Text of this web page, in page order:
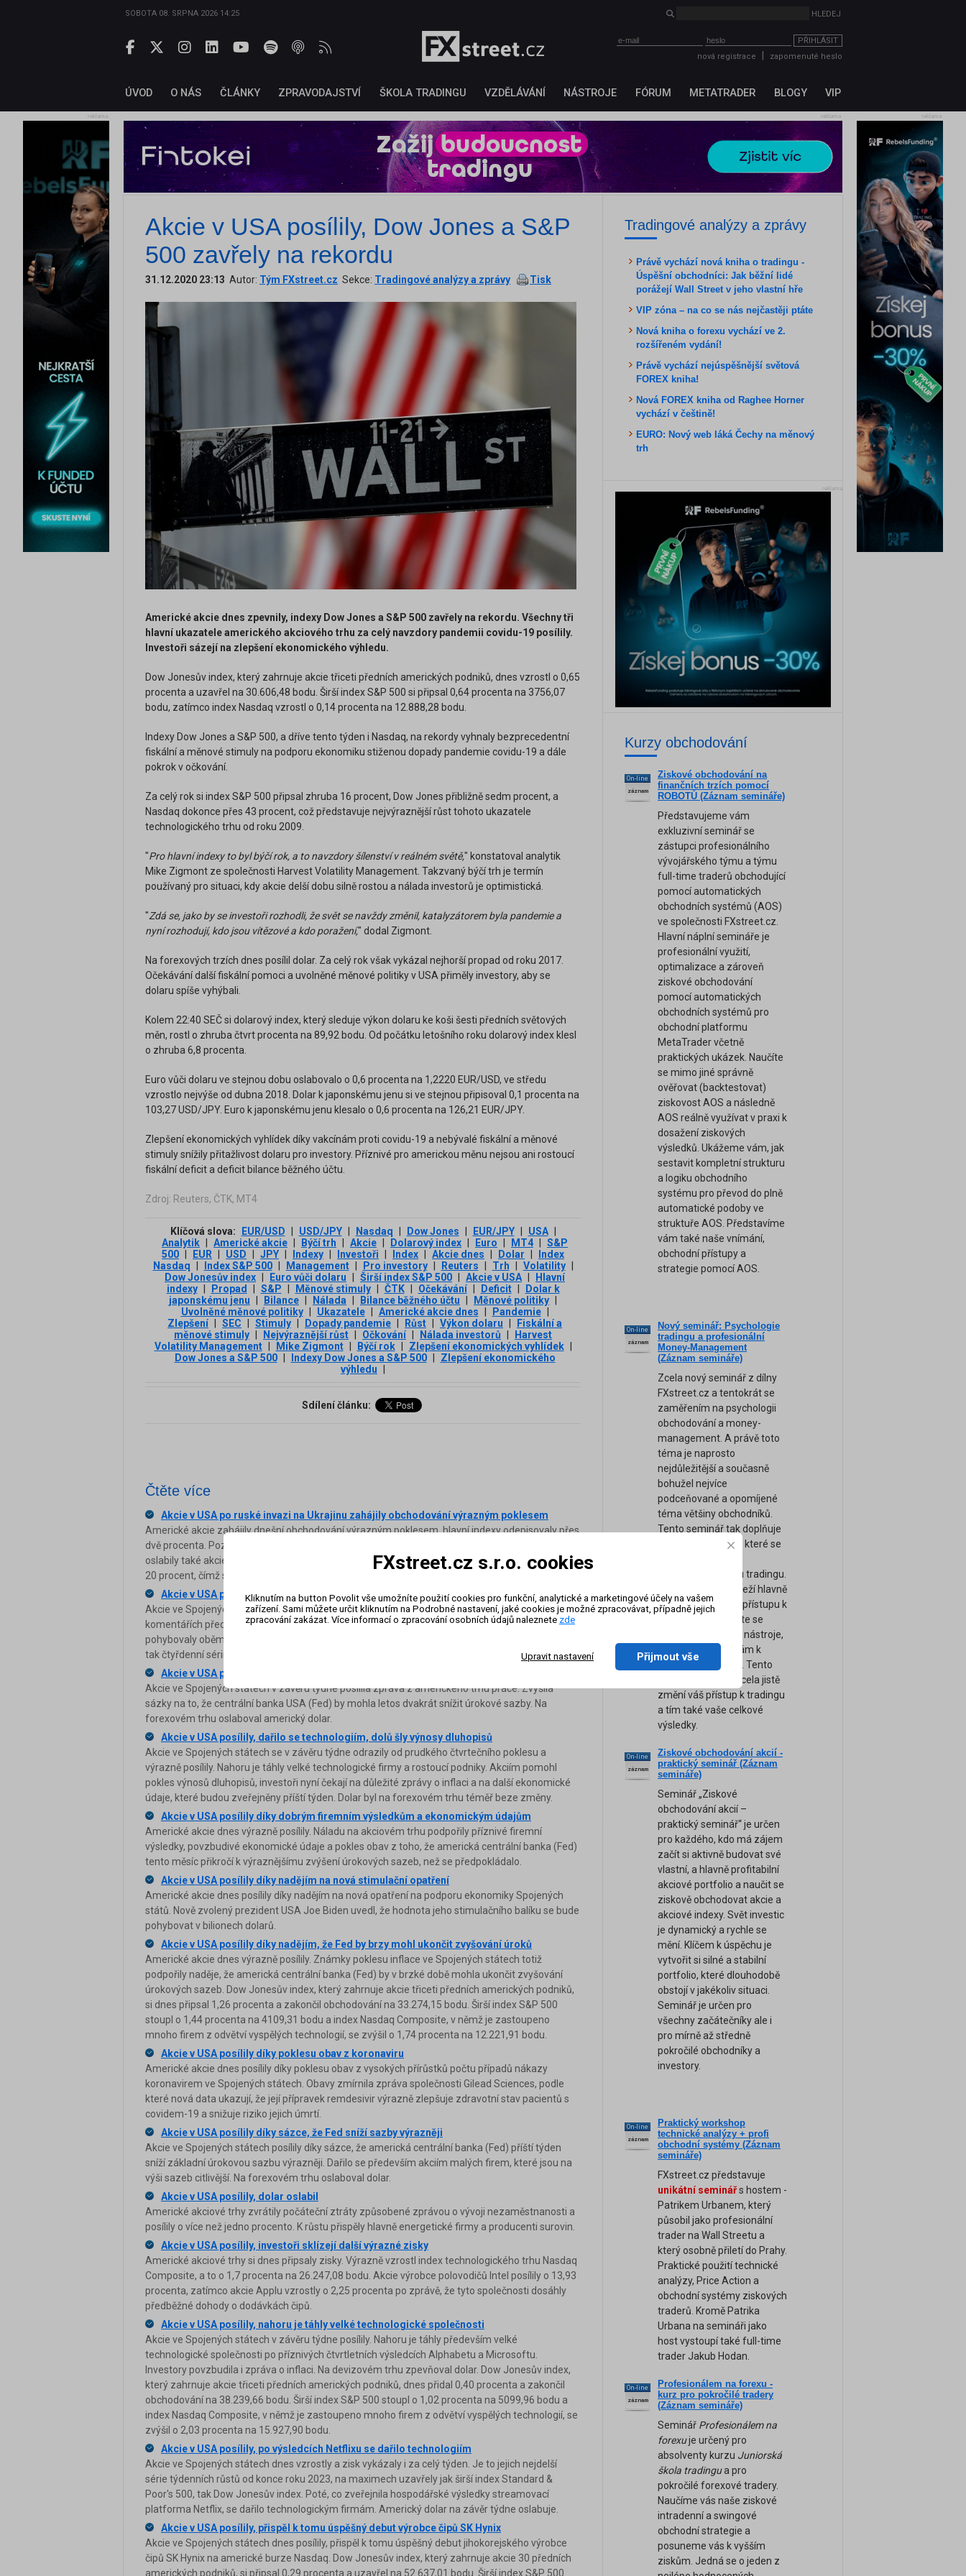
SOBOTA 08. SRPNA 2026 14:25 HLEDEJ
PŘIHLÁSIT
nová registrace
zapomenuté heslo
ÚVOD O NÁS ČLÁNKY ZPRAVODAJSTVÍ ŠKOLA TRADINGU VZDĚLÁVÁNÍ NÁSTROJE FÓRUM METATRADER BLOGY VIP
reklama reklama
reklama
Akcie v USA posílily, Dow Jones a S&P
500 zavřely na rekordu
31.12.2020 23:13 Autor: Tým FXstreet.cz Sekce: Tradingové analýzy a zprávy Tisk
Americké akcie dnes zpevnily, indexy Dow Jones a S&P 500 zavřely na rekordu. Všechny tři
hlavní ukazatele amerického akciového trhu za celý navzdory pandemii covidu-19 posílily.
Investoři sázejí na zlepšení ekonomického výhledu.
Dow Jonesův index, který zahrnuje akcie třiceti předních amerických podniků, dnes vzrostl o 0,65
procenta a uzavřel na 30.606,48 bodu. Širší index S&P 500 si připsal 0,64 procenta na 3756,07
bodu, zatímco index Nasdaq vzrostl o 0,14 procenta na 12.888,28 bodu.
Indexy Dow Jones a S&P 500, a dříve tento týden i Nasdaq, na rekordy vyhnaly bezprecedentní
fiskální a měnové stimuly na podporu ekonomiku stiženou dopady pandemie covidu-19 a dále
pokrok v očkování.
Za celý rok si index S&P 500 připsal zhruba 16 procent, Dow Jones přibližně sedm procent, a
Nasdaq dokonce přes 43 procent, což představuje nejvýraznější růst tohoto ukazatele
technologického trhu od roku 2009.
"Pro hlavní indexy to byl býčí rok, a to navzdory šílenství v reálném světě," konstatoval analytik
Mike Zigmont ze společnosti Harvest Volatility Management. Takzvaný býčí trh je termín
používaný pro situaci, kdy akcie delší dobu silně rostou a nálada investorů je optimistická.
"Zdá se, jako by se investoři rozhodli, že svět se navždy změnil, katalyzátorem byla pandemie a
nyní rozhodují, kdo jsou vítězové a kdo poražení," dodal Zigmont.
Na forexových trzích dnes posílil dolar. Za celý rok však vykázal nejhorší propad od roku 2017.
Očekávání další fiskální pomoci a uvolněné měnové politiky v USA přiměly investory, aby se
dolaru spíše vyhýbali.
Kolem 22:40 SEČ si dolarový index, který sleduje výkon dolaru ke koši šesti předních světových
měn, rostl o zhruba čtvrt procenta na 89,92 bodu. Od počátku letošního roku dolarový index klesl
o zhruba 6,8 procenta.
Euro vůči dolaru ve stejnou dobu oslabovalo o 0,6 procenta na 1,2220 EUR/USD, ve středu
vzrostlo nejvýše od dubna 2018. Dolar k japonskému jenu si ve stejnou připisoval 0,1 procenta na
103,27 USD/JPY. Euro k japonskému jenu klesalo o 0,6 procenta na 126,21 EUR/JPY.
Zlepšení ekonomických vyhlídek díky vakcínám proti covidu-19 a nebývalé fiskální a měnové
stimuly snížily přitažlivost dolaru pro investory. Příznivé pro americkou měnu nejsou ani rostoucí
fiskální deficit a deficit bilance běžného účtu.
Zdroj: Reuters, ČTK, MT4
Klíčová slova: EUR/USD USD/JPY Nasdaq Dow Jones EUR/JPY USA
Analytik
Americké akcie Býčí trh Akcie Dolarový index Euro MT4
S&P
500
EUR USD JPY Indexy Investoři Index Akcie dnes Dolar
Index
Nasdaq
Index S&P 500 Management Pro investory Reuters Trh Volatility
Dow Jonesův index
Euro vůči dolaru Širší index S&P 500 Akcie v USA
Hlavní
indexy
Propad S&P Měnové stimuly ČTK Očekávání Deficit
Dolar k
japonskému jenu
Bilance Nálada Bilance běžného účtu Měnové politiky
Uvolněné měnové politiky
Ukazatele Americké akcie dnes Pandemie
Zlepšení
SEC Stimuly Dopady pandemie Růst Výkon dolaru
Fiskální a
měnové stimuly
Nejvýraznější růst Očkování Nálada investorů
Harvest
Volatility Management
Mike Zigmont Býčí rok Zlepšení ekonomických vyhlídek
Dow Jones a S&P 500
Indexy Dow Jones a S&P 500
Zlepšení ekonomického
výhledu
Sdílení článku:
Čtěte více
Akcie v USA po ruské invazi na Ukrajinu zahájily obchodování výrazným poklesem
Americké akcie zahájily dnešní obchodování výrazným poklesem, hlavní indexy odepisovaly přes
dvě procenta. Později ale ztráty zmírnily. Trh reaguje na ruskou invazi na Ukrajinu, obdobně
oslabily také akcie v Evropě. Index Nasdaq Composite od svého maxima odepsal už celkem přes
20 procent, čímž se dostal do takzvaného medvědího trhu.
Akcie v USA posílila zpráva o americkém trhu práce, oslaboval dolar
Akcie ve Spojených státech se po vydání dnešní zprávy o vývoji amerického trhu práce a
komentářích představitelů americké centrální banky (Fed) o tempu zvyšování úrokových sazeb
pohybovaly oběma směry. Nakonec ale hlavní indexy obchodování uzavřely se zisky, a přerušily
tak čtyřdenní sérii ztrát. Na forexovém trhu oslaboval dolar.
Akcie v USA posílila zpráva z trhu práce, dává naději na nižší sazby
Akcie ve Spojených státech v závěru týdne posílila zpráva z amerického trhu práce. Zvýšila
sázky na to, že centrální banka USA (Fed) by mohla letos dvakrát snížit úrokové sazby. Na
forexovém trhu oslaboval americký dolar.
Akcie v USA posílily, dařilo se technologiím, dolů šly výnosy dluhopisů
Akcie ve Spojených státech se v závěru týdne odrazily od prudkého čtvrtečního poklesu a
výrazně posílily. Nahoru je táhly velké technologické firmy a rostoucí podniky. Akciím pomohl
pokles výnosů dluhopisů, investoři nyní čekají na důležité zprávy o inflaci a na další ekonomické
údaje, které budou zveřejněny příští týden. Dolar byl na forexovém trhu téměř beze změny.
Akcie v USA posílily díky dobrým firemním výsledkům a ekonomickým údajům
Americké akcie dnes výrazně posílily. Náladu na akciovém trhu podpořily příznivé firemní
výsledky, povzbudivé ekonomické údaje a pokles obav z toho, že americká centrální banka (Fed)
tento měsíc přikročí k výraznějšímu zvýšení úrokových sazeb, než se předpokládalo.
Akcie v USA posílily díky nadějím na nová stimulační opatření
Americké akcie dnes posílily díky nadějím na nová opatření na podporu ekonomiky Spojených
států. Nově zvolený prezident USA Joe Biden uvedl, že hodnota jeho stimulačního balíku se bude
pohybovat v bilionech dolarů.
Akcie v USA posílily díky nadějím, že Fed by brzy mohl ukončit zvyšování úroků
Americké akcie dnes výrazně posílily. Známky poklesu inflace ve Spojených státech totiž
podpořily naděje, že americká centrální banka (Fed) by v brzké době mohla ukončit zvyšování
úrokových sazeb. Dow Jonesův index, který zahrnuje akcie třiceti předních amerických podniků,
si dnes připsal 1,26 procenta a zakončil obchodování na 33.274,15 bodu. Širší index S&P 500
stoupl o 1,44 procenta na 4109,31 bodu a index Nasdaq Composite, v němž je zastoupeno
mnoho firem z odvětví vyspělých technologií, se zvýšil o 1,74 procenta na 12.221,91 bodu.
Akcie v USA posílily díky poklesu obav z koronaviru
Americké akcie dnes posílily díky poklesu obav z vysokých přírůstků počtu případů nákazy
koronavirem ve Spojených státech. Obavy zmírnila zpráva společnosti Gilead Sciences, podle
které nová data ukazují, že její přípravek remdesivir výrazně zlepšuje zdravotní stav pacientů s
covidem-19 a snižuje riziko jejich úmrtí.
Akcie v USA posílily díky sázce, že Fed sníží sazby výrazněji
Akcie ve Spojených státech posílily díky sázce, že americká centrální banka (Fed) příští týden
sníží základní úrokovou sazbu výrazněji. Dařilo se především akciím malých firem, které jsou na
výši sazeb citlivější. Na forexovém trhu oslaboval dolar.
Akcie v USA posílily, dolar oslabil
Americké akciové trhy zvrátily počáteční ztráty způsobené zprávou o vývoji nezaměstnanosti a
posílily o více než jedno procento. K růstu přispěly hlavně energetické firmy a producenti surovin.
Akcie v USA posílily, investoři sklízejí další výrazné zisky
Americké akciové trhy si dnes připsaly zisky. Výrazně vzrostl index technologického trhu Nasdaq
Composite, a to o 1,7 procenta na 26.247,08 bodu. Akcie výrobce polovodičů Intel posílily o 13,93
procenta, zatímco akcie Applu vzrostly o 2,25 procenta po zprávě, že tyto společnosti dosáhly
předběžné dohody o dodávkách čipů.
Akcie v USA posílily, nahoru je táhly velké technologické společnosti
Akcie ve Spojených státech v závěru týdne posílily. Nahoru je táhly především velké
technologické společnosti po příznivých čtvrtletních výsledcích Alphabetu a Microsoftu.
Investory povzbudila i zpráva o inflaci. Na devizovém trhu zpevňoval dolar. Dow Jonesův index,
který zahrnuje akcie třiceti předních amerických podniků, dnes přidal 0,40 procenta a zakončil
obchodování na 38.239,66 bodu. Širší index S&P 500 stoupl o 1,02 procenta na 5099,96 bodu a
index Nasdaq Composite, v němž je zastoupeno mnoho firem z odvětví vyspělých technologií, se
zvýšil o 2,03 procenta na 15.927,90 bodu.
Akcie v USA posílily, po výsledcích Netflixu se dařilo technologiím
Akcie ve Spojených státech dnes vzrostly a zisk vykázaly i za celý týden. Je to jejich nejdelší
série týdenních růstů od konce roku 2023, na maximech uzavřely jak širší index Standard &
Poor's 500, tak Dow Jonesův index. Poté, co zveřejnila hospodářské výsledky streamovací
platforma Netflix, se dařilo technologickým firmám. Americký dolar na závěr týdne oslabuje.
Akcie v USA posílily, přispěl k tomu úspěšný debut výrobce čipů SK Hynix
Akcie ve Spojených státech dnes posílily, přispěl k tomu úspěšný debut jihokorejského výrobce
čipů SK Hynix na americké burze Nasdaq. Dow Jonesův index, který zahrnuje akcie 30 předních
amerických podniků, si připsal 0,29 procenta a uzavřel na 52.637,01 bodu. Širší index S&P 500
Tradingové analýzy a zprávy
Právě vychází nová kniha o tradingu -
Úspěšní obchodníci: Jak běžní lidé
porážejí Wall Street v jeho vlastní hře
VIP zóna – na co se nás nejčastěji ptáte
Nová kniha o forexu vychází ve 2.
rozšířeném vydání!
Právě vychází nejúspěšnější světová
FOREX kniha!
Nová FOREX kniha od Raghee Horner
vychází v češtině!
EURO: Nový web láká Čechy na měnový
trh
reklama
Kurzy obchodování
On-line
záznam
Ziskové obchodování na
finančních trzích pomocí
ROBOTŮ (Záznam semináře)
Představujeme vám
exkluzivní seminář se
zástupci profesionálního
vývojářského týmu a týmu
full-time traderů obchodující
pomocí automatických
obchodních systémů (AOS)
ve společnosti FXstreet.cz.
Hlavní náplní semináře je
profesionální využití,
optimalizace a zároveň
ziskové obchodování
pomocí automatických
obchodních systémů pro
obchodní platformu
MetaTrader včetně
praktických ukázek. Naučíte
se mimo jiné správně
ověřovat (backtestovat)
ziskovost AOS a následně
AOS reálně využívat v praxi k
dosažení ziskových
výsledků. Ukážeme vám, jak
sestavit kompletní strukturu
a logiku obchodního
systému pro převod do plně
automatické podoby ve
struktuře AOS. Představíme
vám také naše vnímání,
obchodní přístupy a
strategie pomocí AOS.
On-line
záznam
Nový seminář: Psychologie
tradingu a profesionální
Money-Management
(Záznam semináře)
Zcela nový seminář z dílny
FXstreet.cz a tentokrát se
zaměřením na psychologii
obchodování a money-
management. A právě toto
téma je naprosto
nejdůležitější a současně
bohužel nejvíce
podceňované a opomíjené
téma většiny obchodníků.
Tento seminář tak doplňuje
naše ostatní kurzy, které se
technickou stránku tradingu.
Úspěch tradera záleží hlavně
na jeho psychice a přístupu k
obchodování. Přijďte se
naučit ty nejsilnější nástroje,
tipy a rady, které vám k
úspěchu pomohou. Tento
unikátní seminář zcela jistě
změní váš přístup k tradingu
a tím také vaše celkové
výsledky.
On-line
záznam
Ziskové obchodování akcií -
praktický seminář (Záznam
semináře)
Seminář „Ziskové
obchodování akcií –
praktický seminář“ je určen
pro každého, kdo má zájem
začít si aktivně budovat své
vlastní, a hlavně profitabilní
akciové portfolio a naučit se
ziskově obchodovat akcie a
akciové indexy. Svět investic
je dynamický a rychle se
mění. Klíčem k úspěchu je
vytvořit si silné a stabilní
portfolio, které dlouhodobě
obstojí v jakékoliv situaci.
Seminář je určen pro
všechny začátečníky ale i
pro mírně až středně
pokročilé obchodníky a
investory.
On-line
záznam
Praktický workshop
technické analýzy + profi
obchodní systémy (Záznam
semináře)
FXstreet.cz představuje
unikátní seminářs hostem -
Patrikem Urbanem, který
působil jako profesionální
trader na Wall Streetu a
který osobně přiletí do Prahy.
Praktické použití technické
analýzy, Price Action a
obchodní systémy ziskových
traderů. Kromě Patrika
Urbana na semináři jako
host vystoupí také full-time
trader Jakub Hodan.
On-line
záznam
Profesionálem na forexu -
kurz pro pokročilé tradery
(Záznam semináře)
Seminář Profesionálem na
forexuje určený pro
absolventy kurzu Juniorská
škola tradingua pro
pokročilé forexové tradery.
Naučíme vás naše ziskové
intradenní a swingové
obchodní strategie a
posuneme vás k vyšším
ziskům. Jedná se o jeden z
FXstreet.cz s.r.o. cookies
Kliknutím na button Povolit vše umožníte použití cookies pro funkční, analytické a marketingové účely na vašem
zařízení. Sami můžete určit kliknutím na Podrobné nastavení, jaké cookies je možné zpracovávat, případně jejich
zpracování zakázat. Více informací o zpracování osobních údajů naleznete zde
Upravit nastavení Přijmout vše